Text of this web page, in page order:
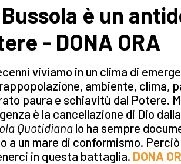
è un
- DONA ORA
viviamo in un clima di
ambiente, clima,
paura e schiavitù dal Potere.
è la cancellazione di Dio
Quotidiana lo ha sempre
a un mare di conformismo.
in questa battaglia. DONA